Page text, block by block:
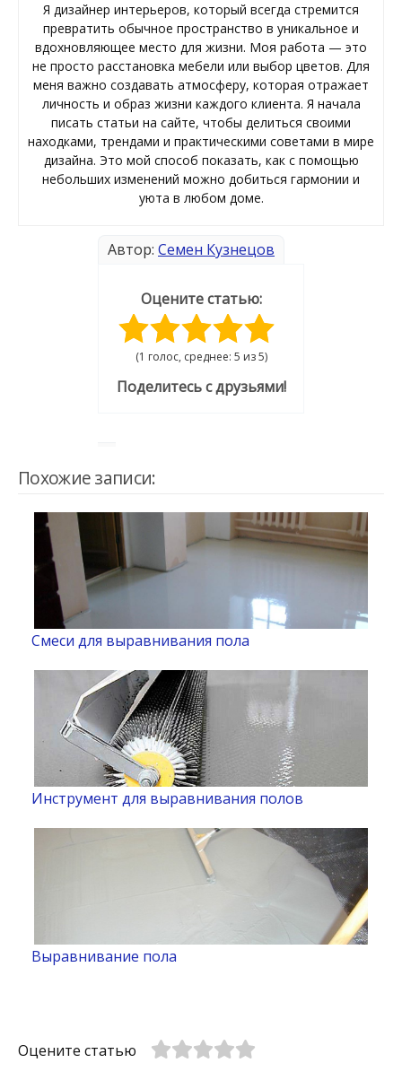
Я дизайнер интерьеров, который всегда стремится
превратить обычное пространство в уникальное и
вдохновляющее место для жизни. Моя работа — это
не просто расстановка мебели или выбор цветов. Для
меня важно создавать атмосферу, которая отражает
личность и образ жизни каждого клиента. Я начала
писать статьи на сайте, чтобы делиться своими
находками, трендами и практическими советами в мире
дизайна. Это мой способ показать, как с помощью
небольших изменений можно добиться гармонии и
уюта в любом доме.
Автор: Семен Кузнецов
Оцените статью:
(1 голос, среднее: 5 из 5)
Поделитесь с друзьями!
Похожие записи:
Смеси для выравнивания пола
Инструмент для выравнивания полов
Выравнивание пола
Оцените статью